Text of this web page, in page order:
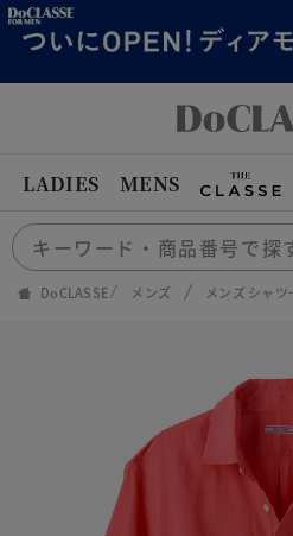
LADIES MENS
DoCLASSE メンズ メンズ シャツ